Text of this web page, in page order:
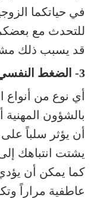
في حياتكما
للتحدث مع
قد يسبب ذلك
3- الضغط النفسي والتوتر
أي نوع من أنواع
بالشؤون المهنية
أن يؤثر سلباً
يشتت انتباهك
كما يمكن أن
عاطفية مراراً